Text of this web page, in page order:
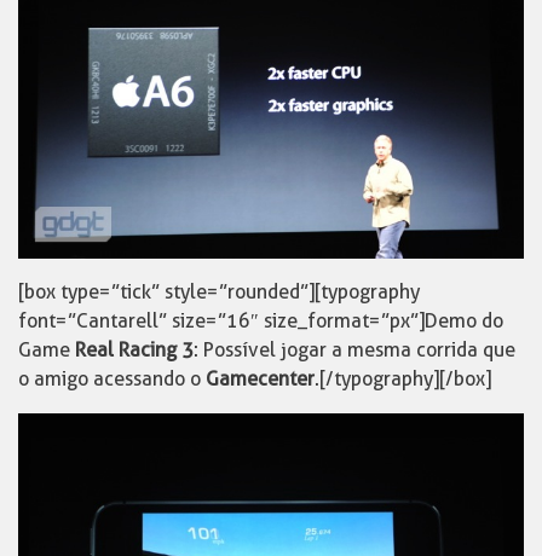
[box type=”tick” style=”rounded”][typography
font=”Cantarell” size=”16″ size_format=”px”]Demo do
Game Real Racing 3: Possível jogar a mesma corrida que
o amigo acessando o Gamecenter.[/typography][/box]